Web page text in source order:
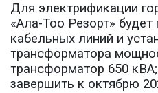
Для электрификации
«Ала-Тоо Резорт»
кабельных линий и
трансформатора
трансформатор 650
завершить к октябрю